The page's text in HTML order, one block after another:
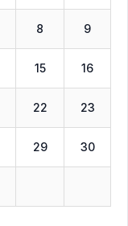
8 9
15 16
22 23
29 30